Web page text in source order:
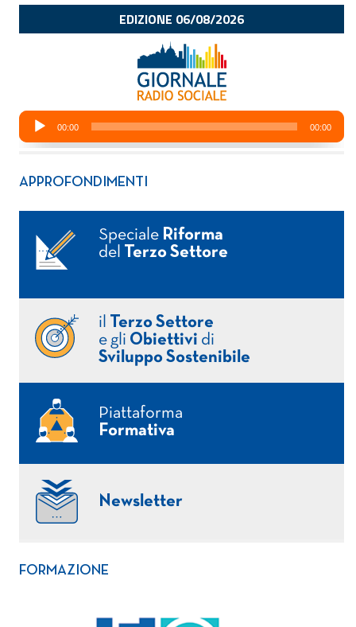
APPROFONDIMENTI
Speciale Riforma
del
Terzo Settore
il
Terzo Settore
e gli Obiettivi di
Sviluppo Sostenibile
Piattaforma
Formativa
Newsletter
FORMAZIONE